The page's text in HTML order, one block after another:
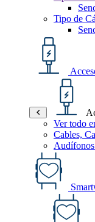
Tipo de
Ver todo
Cables,